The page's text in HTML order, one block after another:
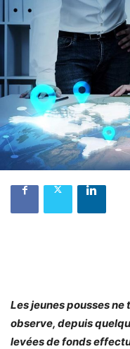
Les jeunes pousses ne
observe, depuis
levées de fonds